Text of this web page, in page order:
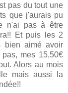
pas du tout une
que j'aurais pu
n'ai pas à être
Et puis les 2
bien aimé avoir
mes 15,50€
Alors au mois
mais aussi la